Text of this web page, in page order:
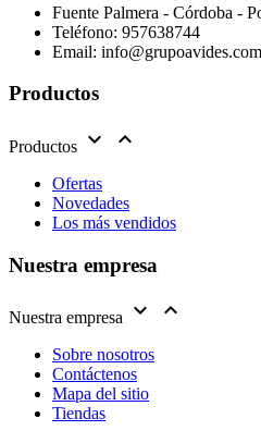
Fuente Palmera - Córdoba -
Teléfono: 957638744
Email: info@grupoavides.com
Productos
Productos  
Ofertas
Novedades
Los más vendidos
Nuestra empresa
Nuestra empresa  
Sobre nosotros
Contáctenos
Mapa del sitio
Tiendas